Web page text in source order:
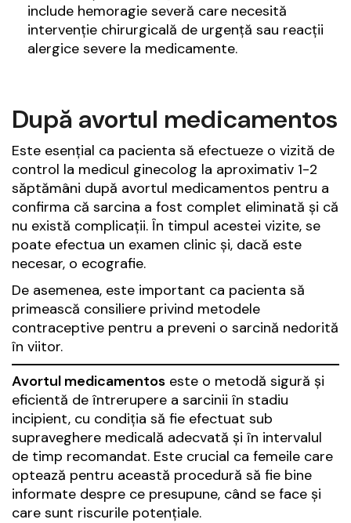
include hemoragie severă care necesită
intervenție chirurgicală de urgență sau reacții
alergice severe la medicamente.
După avortul medicamentos
Este esențial ca pacienta să efectueze o vizită de
control la medicul ginecolog la aproximativ 1-2
săptămâni după avortul medicamentos pentru a
confirma că sarcina a fost complet eliminată și că
nu există complicații. În timpul acestei vizite, se
poate efectua un examen clinic și, dacă este
necesar, o ecografie.
De asemenea, este important ca pacienta să
primească consiliere privind metodele
contraceptive pentru a preveni o sarcină nedorită
în viitor.
Avortul medicamentos este o metodă sigură și
eficientă de întrerupere a sarcinii în stadiu
incipient, cu condiția să fie efectuat sub
supraveghere medicală adecvată și în intervalul
de timp recomandat. Este crucial ca femeile care
optează pentru această procedură să fie bine
informate despre ce presupune, când se face și
care sunt riscurile potențiale.